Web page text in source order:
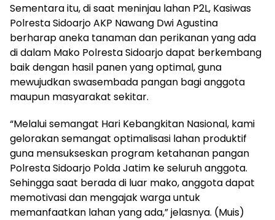
Sementara itu, di saat meninjau lahan P2L, Kasiwas
Polresta Sidoarjo AKP Nawang Dwi Agustina
berharap aneka tanaman dan perikanan yang ada
di dalam Mako Polresta Sidoarjo dapat berkembang
baik dengan hasil panen yang optimal, guna
mewujudkan swasembada pangan bagi anggota
maupun masyarakat sekitar.
“Melalui semangat Hari Kebangkitan Nasional, kami
gelorakan semangat optimalisasi lahan produktif
guna mensukseskan program ketahanan pangan
Polresta Sidoarjo Polda Jatim ke seluruh anggota.
Sehingga saat berada di luar mako, anggota dapat
memotivasi dan mengajak warga untuk
memanfaatkan lahan yang ada,” jelasnya. (Muis)